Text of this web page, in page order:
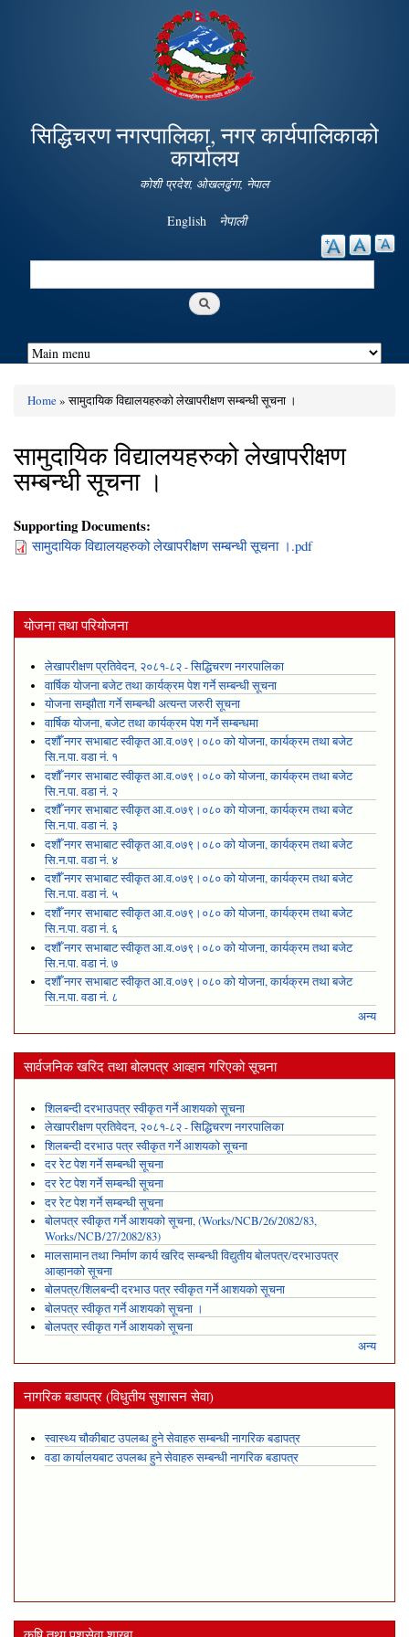
Skip to
main
content
सिद्धिचरण नगरपालिका, नगर कार्यपालिकाको
कार्यालय
कोशी प्रदेश, ओखलढुंगा, नेपाल
English नेपाली
Search
You are here
Home» सामुदायिक विद्यालयहरुको लेखापरीक्षण सम्बन्धी सूचना ।
सामुदायिक विद्यालयहरुको लेखापरीक्षण
सम्बन्धी सूचना ।
Supporting Documents:
सामुदायिक विद्यालयहरुको लेखापरीक्षण सम्बन्धी सूचना ।.pdf
योजना तथा परियोजना
लेखापरीक्षण प्रतिवेदन, २०८१-८२ - सिद्धिचरण नगरपालिका
वार्षिक योजना बजेट तथा कार्यक्रम पेश गर्ने सम्बन्धी सूचना
योजना सम्झौता गर्ने सम्बन्धी अत्यन्त जरुरी सूचना
वार्षिक योजना, बजेट तथा कार्यक्रम पेश गर्ने सम्बन्धमा
दशौँ नगर सभाबाट स्वीकृत आ.व.०७९।०८० को योजना, कार्यक्रम तथा बजेट
सि.न.पा. वडा नं. १
दशौँ नगर सभाबाट स्वीकृत आ.व.०७९।०८० को योजना, कार्यक्रम तथा बजेट
सि.न.पा. वडा नं. २
दशौँ नगर सभाबाट स्वीकृत आ.व.०७९।०८० को योजना, कार्यक्रम तथा बजेट
सि.न.पा. वडा नं. ३
दशौँ नगर सभाबाट स्वीकृत आ.व.०७९।०८० को योजना, कार्यक्रम तथा बजेट
सि.न.पा. वडा नं. ४
दशौँ नगर सभाबाट स्वीकृत आ.व.०७९।०८० को योजना, कार्यक्रम तथा बजेट
सि.न.पा. वडा नं. ५
दशौँ नगर सभाबाट स्वीकृत आ.व.०७९।०८० को योजना, कार्यक्रम तथा बजेट
सि.न.पा. वडा नं. ६
दशौँ नगर सभाबाट स्वीकृत आ.व.०७९।०८० को योजना, कार्यक्रम तथा बजेट
सि.न.पा. वडा नं. ७
दशौँ नगर सभाबाट स्वीकृत आ.व.०७९।०८० को योजना, कार्यक्रम तथा बजेट
सि.न.पा. वडा नं. ८
अन्य
सार्वजनिक खरिद तथा बोलपत्र आव्हान गरिएको सूचना
शिलबन्दी दरभाउपत्र स्वीकृत गर्ने आशयको सूचना
लेखापरीक्षण प्रतिवेदन, २०८१-८२ - सिद्धिचरण नगरपालिका
शिलबन्दी दरभाउ पत्र स्वीकृत गर्ने आशयको सूचना
दर रेट पेश गर्ने सम्बन्धी सूचना
दर रेट पेश गर्ने सम्बन्धी सूचना
दर रेट पेश गर्ने सम्बन्धी सूचना
बोलपत्र स्वीकृत गर्ने आशयको सूचना, (Works/NCB/26/2082/83,
Works/NCB/27/2082/83)
मालसामान तथा निर्माण कार्य खरिद सम्बन्धी विद्युतीय बोलपत्र/दरभाउपत्र
आव्हानको सूचना
बोलपत्र/शिलबन्दी दरभाउ पत्र स्वीकृत गर्ने आशयको सूचना
बोलपत्र स्वीकृत गर्ने आशयको सूचना ।
बोलपत्र स्वीकृत गर्ने आशयको सूचना
अन्य
नागरिक बडापत्र (विधुतीय सुशासन सेवा)
स्वास्थ्य चौकीबाट उपलब्ध हुने सेवाहरु सम्बन्धी नागरिक बडापत्र
वडा कार्यालयबाट उपलब्ध हुने सेवाहरु सम्बन्धी नागरिक बडापत्र